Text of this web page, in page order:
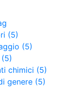
(5)
(5)
(5)
chimici (5)
genere (5)